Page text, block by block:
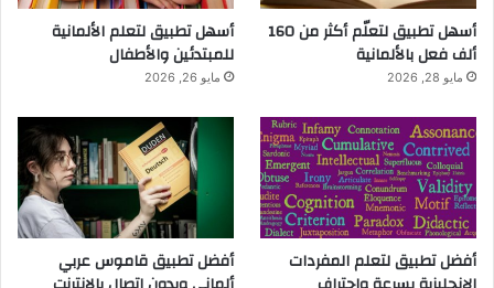
أسهل تطبيق لتعلّم أكثر من 160
ألف فعل بالألمانية
مايو 28, 2026
أسهل تطبيق لتعلم الألمانية
للمبتدئين والأطفال
مايو 26, 2026
أفضل تطبيق لتعلم المفردات
أفضل تطبيق قاموس عربي